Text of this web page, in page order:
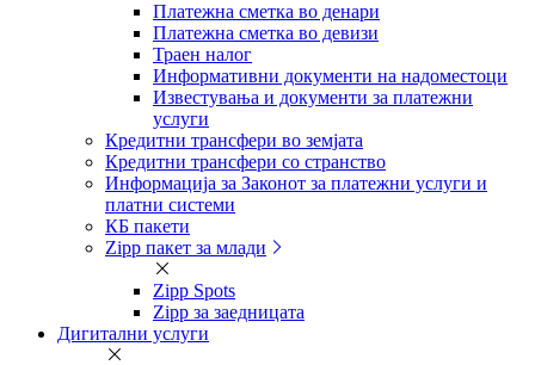
Платежна сметка во денари
Платежна сметка во девизи
Траен налог
Информативни документи на надоместоци
Известувања и документи за платежни
услуги
Кредитни трансфери во земјата
Кредитни трансфери со странство
Информација за Законот за платежни услуги и
платни системи
КБ пакети
Zipp пакет за млади
Zipp Spots
Zipp за заедницата
Дигитални услуги